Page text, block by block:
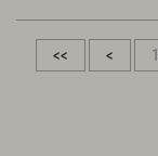
<< <